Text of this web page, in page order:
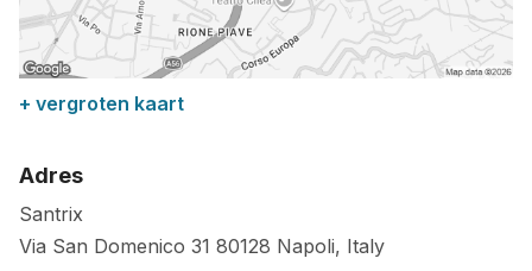
+ vergroten kaart
Adres
Santrix
Via San Domenico 31 80128 Napoli, Italy